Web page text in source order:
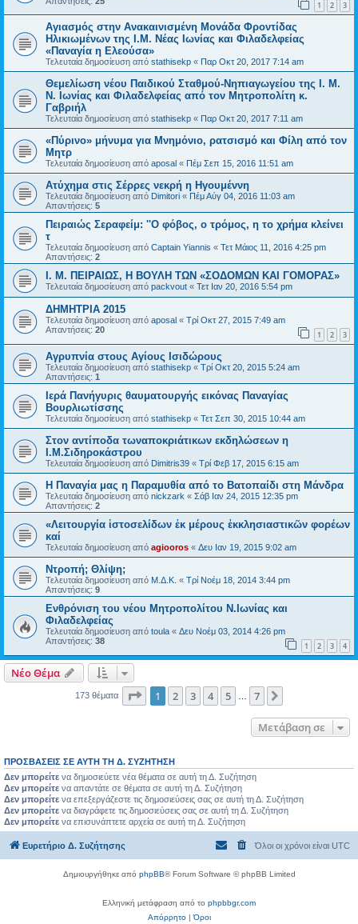
1 2 3
Αγιασμός στην Ανακαινισμένη Μονάδα Φροντίδας
Ηλικιωμένων της Ι.Μ. Νέας Ιωνίας και Φιλαδελφείας
«Παναγία η Ελεούσα»
Τελευταία δημοσίευση από stathisekp « Παρ Οκτ 20, 2017 7:14 am
Θεμελίωση νέου Παιδικού Σταθμού-Νηπιαγωγείου της Ι. Μ.
Ν. Ιωνίας και Φιλαδελφείας από τον Μητροπολίτη κ.
Γαβριήλ
Τελευταία δημοσίευση από stathisekp « Παρ Οκτ 20, 2017 7:11 am
«Πύρινο» μήνυμα για Μνημόνιο, ρατσισμό και Φίλη από τον
Μητρ
Τελευταία δημοσίευση από aposal « Πέμ Σεπ 15, 2016 11:51 am
Ατύχημα στις Σέρρες νεκρή η Ηγουμέννη
Τελευταία δημοσίευση από Dimitori « Πέμ Αύγ 04, 2016 11:03 am
Απαντήσεις: 5
Πειραιώς Σεραφείμ: ''Ο φόβος, ο τρόμος, η το χρήμα κλείνει
τ
Τελευταία δημοσίευση από Captain Yiannis « Τετ Μάιος 11, 2016 4:25 pm
Απαντήσεις: 2
Ι. Μ. ΠΕΙΡΑΙΩΣ, Η ΒΟΥΛΗ ΤΩΝ «ΣΟΔΟΜΩΝ ΚΑΙ ΓΟΜΟΡΑΣ»
Τελευταία δημοσίευση από packvout « Τετ Ιαν 20, 2016 5:54 pm
ΔΗΜΗΤΡΙΑ 2015
Τελευταία δημοσίευση από aposal « Τρί Οκτ 27, 2015 7:49 am
Απαντήσεις: 20 1 2 3
Αγρυπνία στους Αγίους Ισιδώρους
Τελευταία δημοσίευση από stathisekp « Τρί Οκτ 20, 2015 5:24 am
Απαντήσεις: 1
Ιερά Πανήγυρις θαυματουργής εικόνας Παναγίας
Βουρλιωτίσσης
Τελευταία δημοσίευση από stathisekp « Τετ Σεπ 30, 2015 10:44 am
Στον αντίποδα τωναποκριάτικων εκδηλώσεων η
Ι.Μ.Σιδηροκάστρου
Τελευταία δημοσίευση από Dimitris39 « Τρί Φεβ 17, 2015 6:15 am
Η Παναγία μας η Παραμυθία από το Βατοπαίδι στη Μάνδρα
Τελευταία δημοσίευση από nickzark « Σάβ Ιαν 24, 2015 12:35 pm
Απαντήσεις: 2
«Λειτουργία ἱστοσελίδων ἐκ μέρους ἐκκλησιαστικῶν φορέων
καί
Τελευταία δημοσίευση από agiooros « Δευ Ιαν 19, 2015 9:02 am
Ντροπή; Θλίψη;
Τελευταία δημοσίευση από Μ.Δ.Κ. « Τρί Νοέμ 18, 2014 3:44 pm
Απαντήσεις: 9
Ενθρόνιση του νέου Μητροπολίτου Ν.Ιωνίας και
Φιλαδελφείας
Τελευταία δημοσίευση από toula « Δευ Νοέμ 03, 2014 4:26 pm
Απαντήσεις: 38 1 2 3 4
Νέο Θέμα
173 θέματα Σελίδα από7
1 2 3 4 5 7
Μετάβαση σε
ΠΡΟΣΒΆΣΕΙΣ ΣΕ ΑΥΤΉ ΤΗ Δ. ΣΥΖΉΤΗΣΗ
Δεν μπορείτε να δημοσιεύετε νέα θέματα σε αυτή τη Δ. Συζήτηση
Δεν μπορείτε να απαντάτε σε θέματα σε αυτή τη Δ. Συζήτηση
Δεν μπορείτε να επεξεργάζεστε τις δημοσιεύσεις σας σε αυτή τη Δ. Συζήτηση
Δεν μπορείτε να διαγράφετε τις δημοσιεύσεις σας σε αυτή τη Δ. Συζήτηση
Δεν μπορείτε να επισυνάπτετε αρχεία σε αυτή τη Δ. Συζήτηση
Ευρετήριο Δ. Συζήτησης Όλοι οι χρόνοι είναι UTC
Δημιουργήθηκε από phpBB® Forum Software © phpBB Limited
Ελληνική μετάφραση από το phpbbgr.com
Απόρρητο|Όροι